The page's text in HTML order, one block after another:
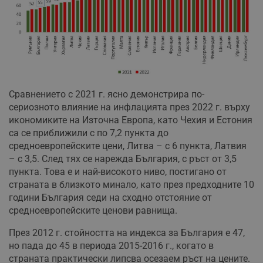
Сравнението с 2021 г. ясно демонстрира по-
сериозното влияние на инфлацията през 2022 г. върху
икономиките на Източна Европа, като Чехия и Естония
са се приближили с по 7,2 пункта до
средноевропейските цени, Литва – с 6 пункта, Латвия
– с 3,5. След тях се нарежда България, с ръст от 3,5
пункта. Това е и най-високото ниво, постигано от
страната в близкото минало, като през предходните 10
години България седи на сходно отстояние от
средноевропейските ценови равнища.
През 2012 г. стойността на индекса за България е 47,
но пада до 45 в периода 2015-2016 г., когато в
страната практически липсва осезаем ръст на цените.